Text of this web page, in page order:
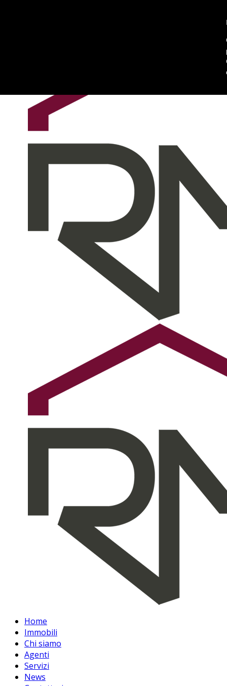
Home
Immobili
Chi siamo
Agenti
Servizi
News